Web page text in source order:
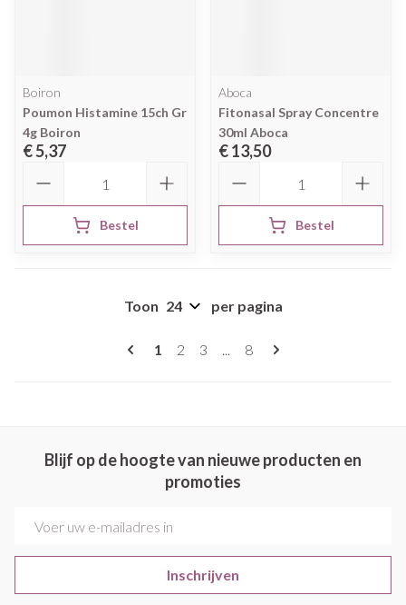
Boiron
Poumon Histamine 15ch Gr
4g Boiron
€ 5,37
Bestel
Aboca
Fitonasal Spray Concentre
30ml Aboca
€ 13,50
Bestel
Pagina's
U lees momenteel pagina
1 Pagina
2 Pagina
3 ... Pagina
8
Toon per pagina
Blijf op de hoogte van nieuwe producten en
promoties
Inschrijven